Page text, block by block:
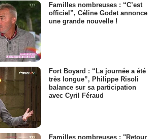
Familles nombreuses : “C’est
officiel”, Céline Godet annonce
une grande nouvelle !
Fort Boyard : “La journée a été
très longue”, Philippe Risoli
balance sur sa participation
avec Cyril Féraud